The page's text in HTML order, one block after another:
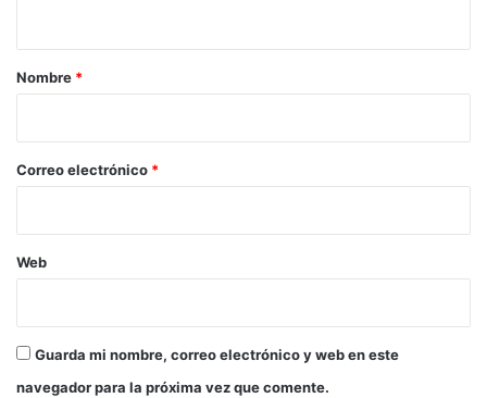
r
*
Nombre *
Correo electrónico *
Web
Guarda mi nombre, correo electrónico y web en este
navegador para la próxima vez que comente.